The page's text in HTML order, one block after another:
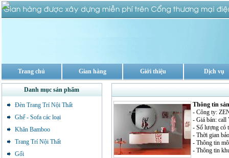
Trang chủ Gian hàng Giới thiệu Dịch vụ
Danh mục sản phẩm
Đèn Trang Trí Nội Thất
Ghế - Sofa các loại
Khăn Bamboo
Trang Trí Nội Thất
Gối
Thông tin
- Công ty:
- Giá bán:
- Số lượng có
- Thời gian
- Thông tin
- Thông tin